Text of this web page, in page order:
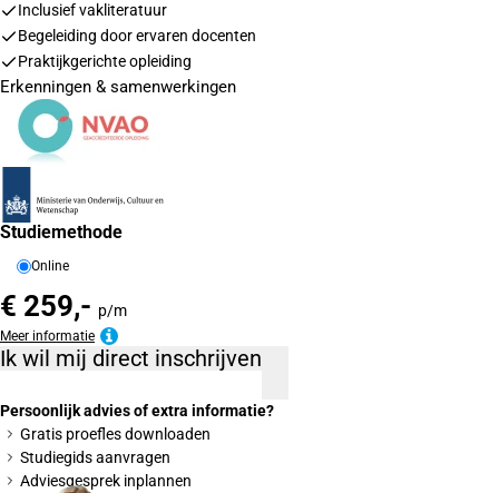
Inclusief vakliteratuur
Begeleiding door ervaren docenten
Praktijkgerichte opleiding
Erkenningen & samenwerkingen
Studiemethode
Online
€ 259,- p/m
Meer informatie
Ik wil mij direct inschrijven
Persoonlijk advies of extra informatie?
Gratis proefles downloaden
Studiegids aanvragen
Adviesgesprek inplannen